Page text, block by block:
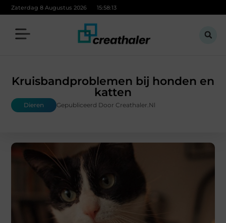
Zaterdag 8 Augustus 2026 15:58:14
Kruisbandproblemen bij honden en
katten
Dieren Gepubliceerd Door Creathaler.nl